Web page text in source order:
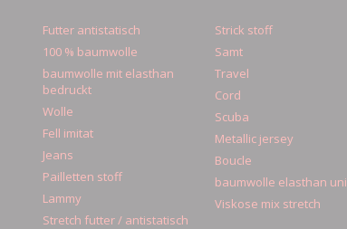
Futter antistatisch
100 % baumwolle
baumwolle mit elasthan
bedruckt
Wolle
Fell imitat
Jeans
Pailletten stoff
Lammy
Stretch futter / antistatisch
Strick stoff
Samt
Travel
Cord
Scuba
Metallic jersey
Boucle
baumwolle elasthan uni
Viskose mix stretch